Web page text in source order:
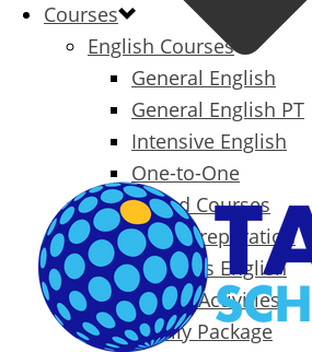
Courses
English Courses
General English
General English PT
Intensive English
One-to-One
Specialized Courses
Exam Preparation
Business English
Packages & Activities
Family Package